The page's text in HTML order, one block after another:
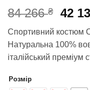
84 266₴
84
266
42
Спортивний костюм
Натуральна 100%
італійський преміум
Розмір